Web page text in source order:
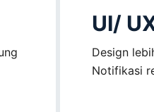
UI/
Design
Notifikasi